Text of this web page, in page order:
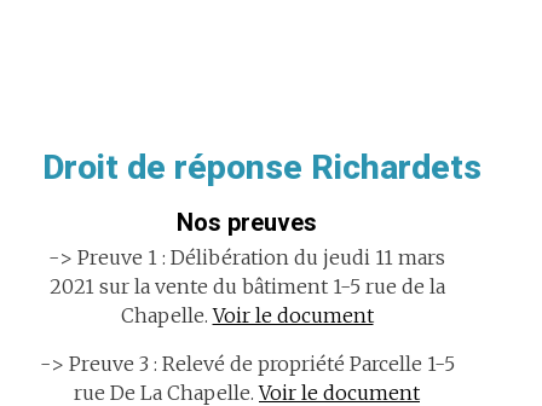
Droit de réponse Richardets
Nos preuves
-> Preuve 1 : Délibération du jeudi 11 mars
2021 sur la vente du bâtiment 1-5 rue de la
Chapelle.Voir le document
-> Preuve 3 : Relevé de propriété Parcelle 1-5
rue De La Chapelle.Voir le document